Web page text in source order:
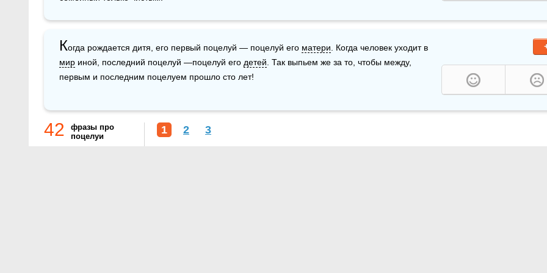
Когда рождается дитя, его первый поцелуй — поцелуй его матери
мир иной, последний поцелуй —поцелуй его детей . Так выпьем же за то, чтобы между,
первым и последним поцелуем прошло сто лет!
42
фразы про
поцелуи
1 2 3